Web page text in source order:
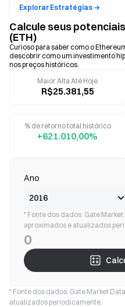
Explorar Estratégias →
Calcule seus
(ETH)
Curioso para saber como o
descobrir como um investimento
nos preços históricos.
Maior Alta Até Hoje
R$25.381,55
% de retorno total histórico
+621.010,00%
Ano
* Fonte dos dados: Gate
aproximados e atualizados
0
* Fonte dos dados: Gate Market
atualizados periodicamente.